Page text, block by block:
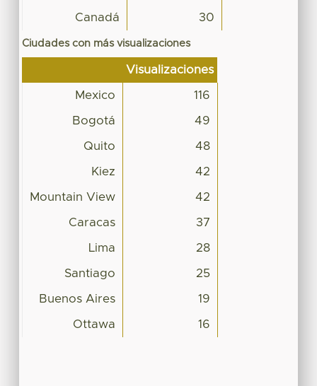
Canadá 30
Ciudades con más visualizaciones
Visualizaciones
Mexico 116
Bogotá 49
Quito 48
Kiez 42
Mountain View 42
Caracas 37
Lima 28
Santiago 25
Buenos Aires 19
Ottawa 16